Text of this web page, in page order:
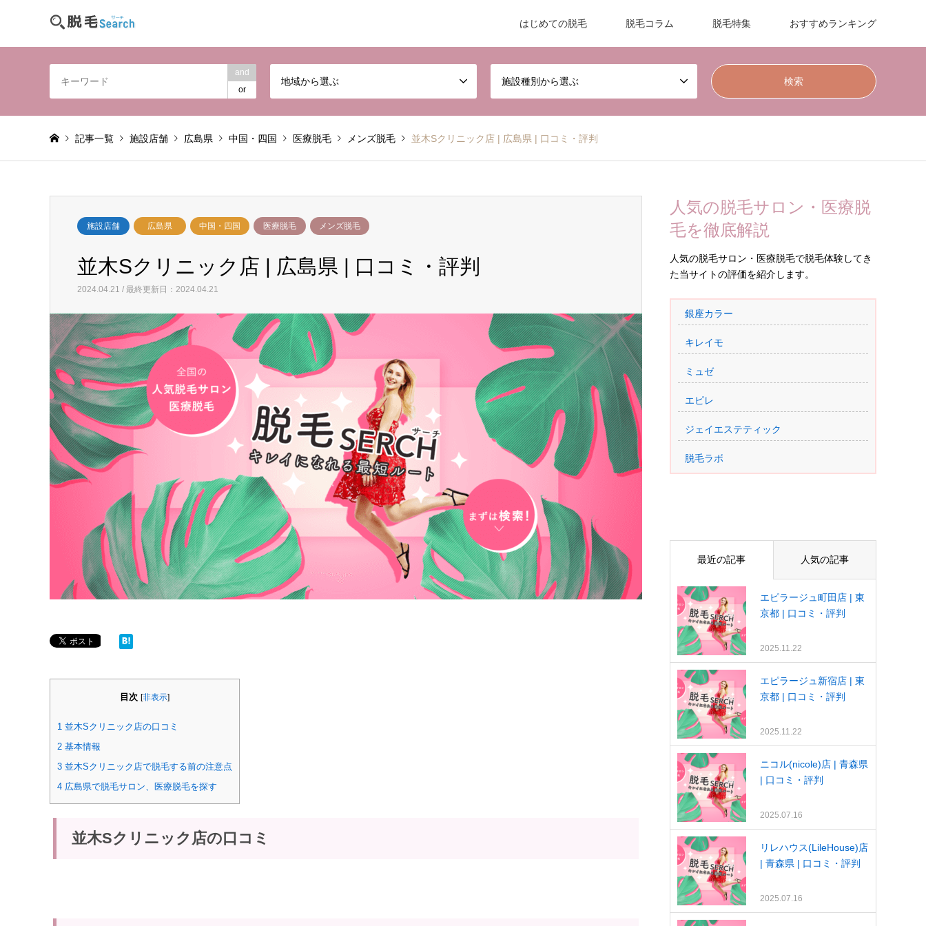
はじめての脱毛 脱毛コラム 脱毛特集 おすすめランキング
and
or
地域から選ぶ 施設種別から選ぶ
記事一覧 施設店舗 広島県 中国・四国 医療脱毛 メンズ脱毛 並木Sクリニック店 | 広島県 | 口コミ・評判
施設店舗 広島県 中国・四国 医療脱毛 メンズ脱毛
並木Sクリニック店 | 広島県 | 口コミ・評判
2024.04.21 / 最終更新日：2024.04.21
目次 [非表示]
1 並木Sクリニック店の口コミ
2 基本情報
3 並木Sクリニック店で脱毛する前の注意点
4 広島県で脱毛サロン、医療脱毛を探す
並木Sクリニック店の口コミ
人気の脱毛サロン・医療脱
毛を徹底解説
人気の脱毛サロン・医療脱毛で脱毛体験してき
た当サイトの評価を紹介します。
銀座カラー
キレイモ
ミュゼ
エピレ
ジェイエステティック
脱毛ラボ
最近の記事 人気の記事
エピラージュ町田店 | 東
京都 | 口コミ・評判
2025.11.22
エピラージュ新宿店 | 東
京都 | 口コミ・評判
2025.11.22
ニコル(nicole)店 | 青森県
| 口コミ・評判
2025.07.16
リレハウス(LileHouse)店
| 青森県 | 口コミ・評判
2025.07.16